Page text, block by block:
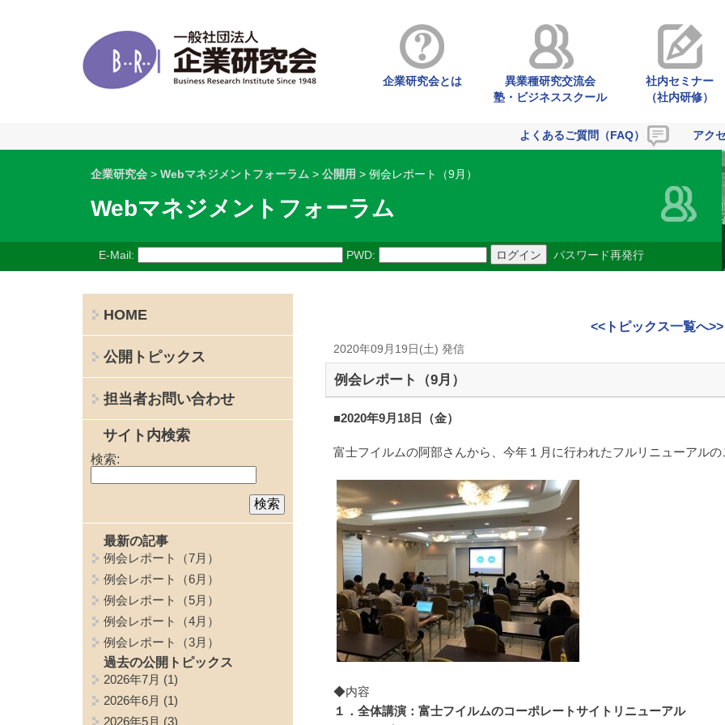
企業研究会とは
異業種研究交流会
塾・ビジネススクール
社内セミナー
（社内研修）
アク
よくあるご質問（FAQ）
企業研究会 > Webマネジメントフォーラム > 公開用 > 例会レポート（9月）
Webマネジメントフォーラム
E-Mail: PWD: パスワード再発行
<<トピックス一覧へ>>
2020年09月19日(土) 発信
例会レポート（9月）
■2020年9月18日（金）
富士フイルムの阿部さんから、今年１月に行われたフルリニューアルの
◆内容
１．全体講演：富士フイルムのコーポレートサイトリニューアル
HOME
公開トピックス
担当者お問い合わせ
サイト内検索
検索:
最新の記事
例会レポート（7月）
例会レポート（6月）
例会レポート（5月）
例会レポート（4月）
例会レポート（3月）
過去の公開トピックス
2026年7月 (1)
2026年6月 (1)
2026年5月 (3)